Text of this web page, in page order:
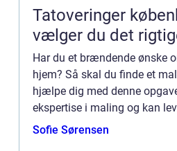
Tatoveringer københavn
vælger du det
Har du et brændende ønske
hjem? Så skal du finde et
hjælpe dig med denne
ekspertise i maling og kan
tilfredsstillende resultat til
Sofie Sørensen